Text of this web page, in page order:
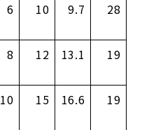
6 10 9.7 28
8 12 13.1 19
10 15 16.6 19